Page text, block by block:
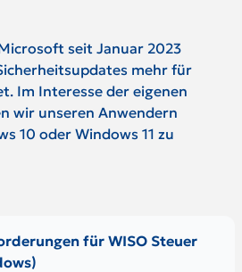
seit Januar 2023
mehr für
Im Interesse der eigenen
wir unseren Anwendern
10 oder Windows 11 zu
für WISO Steuer